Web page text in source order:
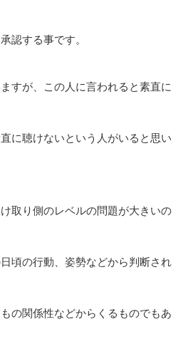
認する事です。
すが、この人に言われると素直に
に聴けないという人がいると思い
取り側のレベルの問題が大きいの
頃の行動、姿勢などから判断され
の関係性などからくるものでもあ